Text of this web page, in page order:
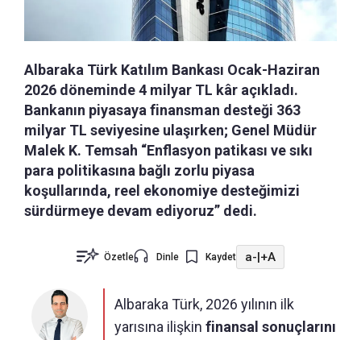
Albaraka Türk Katılım Bankası Ocak-Haziran
2026 döneminde 4 milyar TL kâr açıkladı.
Bankanın piyasaya finansman desteği 363
milyar TL seviyesine ulaşırken; Genel Müdür
Malek K. Temsah “Enflasyon patikası ve sıkı
para politikasına bağlı zorlu piyasa
koşullarında, reel ekonomiye desteğimizi
sürdürmeye devam ediyoruz” dedi.
Özetle Dinle Kaydet a-|+A
Albaraka Türk, 2026 yılının ilk
yarısına ilişkin finansal sonuçlarını